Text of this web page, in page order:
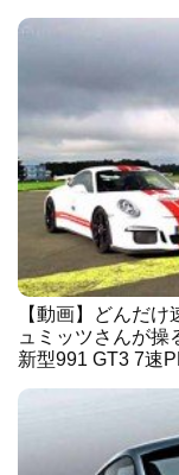
【動画】どんだ
ュミッツさんが操
新型991 GT3 7速